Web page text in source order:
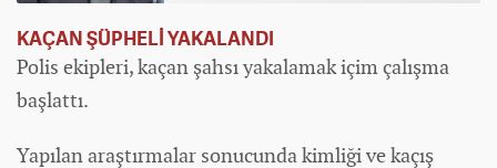
KAÇAN ŞÜPHELİ YAKALANDI
Polis ekipleri, kaçan şahsı yakalamak içim çalışma
başlattı.
Yapılan araştırmalar sonucunda kimliği ve kaçış